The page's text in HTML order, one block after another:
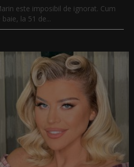
este imposibil de ignorat. Cum
la 51 de...